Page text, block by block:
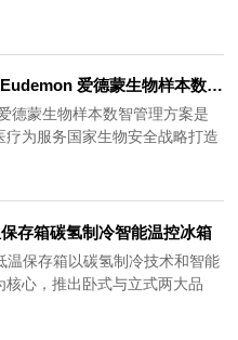
大容量适配工业级科研样本存
重安全防护，适用于高温环境科
大规模科研样本存储提供可靠方
海尔生物 Eudemon 爱德蒙生物样本数智管理方案
德蒙生物样本数智管理方案是
疗为服务国家生物安全战略打造
存箱碳氢制冷智能温控冰箱
保存箱以碳氢制冷技术和智能
核心，推出卧式与立式两大品